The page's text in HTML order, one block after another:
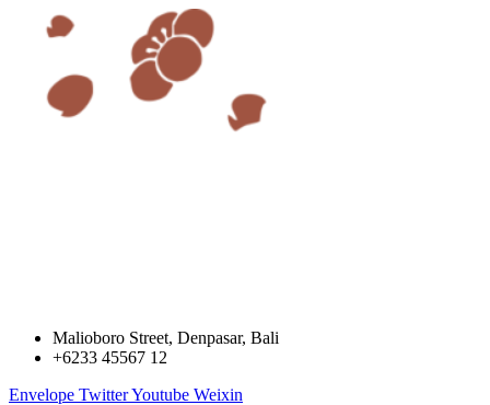
Malioboro Street, Denpasar, Bali
+6233 45567 12
Envelope TwitterYoutube Weixin